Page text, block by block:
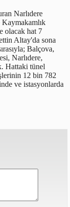
Narlıdere
olacak hat 7
Altay'da sona
Balçova,
Narlıdere,
Hattaki tünel
12 bin 782
ve istasyonlarda